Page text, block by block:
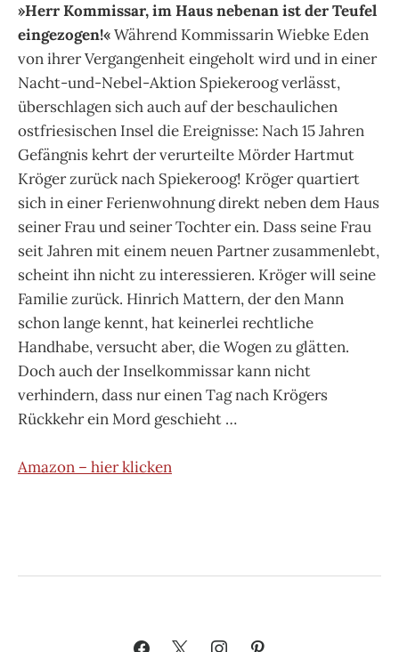
»Herr Kommissar, im Haus nebenan ist der Teufel
eingezogen!«Während Kommissarin Wiebke Eden
von ihrer Vergangenheit eingeholt wird und in einer
Nacht-und-Nebel-Aktion Spiekeroog verlässt,
überschlagen sich auch auf der beschaulichen
ostfriesischen Insel die Ereignisse: Nach 15 Jahren
Gefängnis kehrt der verurteilte Mörder Hartmut
Kröger zurück nach Spiekeroog! Kröger quartiert
sich in einer Ferienwohnung direkt neben dem Haus
seiner Frau und seiner Tochter ein. Dass seine Frau
seit Jahren mit einem neuen Partner zusammenlebt,
scheint ihn nicht zu interessieren. Kröger will seine
Familie zurück. Hinrich Mattern, der den Mann
schon lange kennt, hat keinerlei rechtliche
Handhabe, versucht aber, die Wogen zu glätten.
Doch auch der Inselkommissar kann nicht
verhindern, dass nur einen Tag nach Krögers
Rückkehr ein Mord geschieht …
Amazon – hier klicken